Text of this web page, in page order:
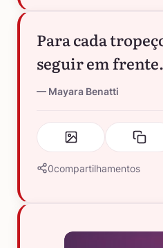
Para cada
seguir em
Mayara Benatti
0compartilhamentos